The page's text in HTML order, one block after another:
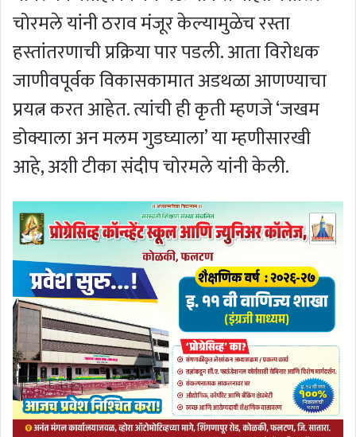
चोरमले यांनी ठराव मंजूर केल्यामुळेच रस्ता
हस्तांतरणाची प्रक्रिया पार पडली. आता विरोधक
जाणीवपूर्वक विकासकामात अडथळा आणण्याचा
प्रयत्न करत आहेत. त्यांची ही कृती म्हणजे ‘जखम
डोक्याला अन मलम गुडघ्याला’ या म्हणीसारखी
आहे, अशी टीका संदीप चोरमले यांनी केली.